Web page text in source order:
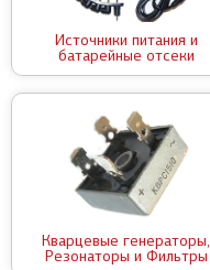
Источники питания и
батарейные отсеки
Кварцевые генераторы,
Резонаторы и Фильтры